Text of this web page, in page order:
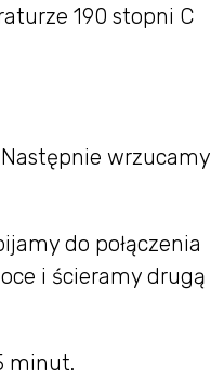
190 stopni C
wrzucamy
do połączenia
i ścieramy drugą
minut.